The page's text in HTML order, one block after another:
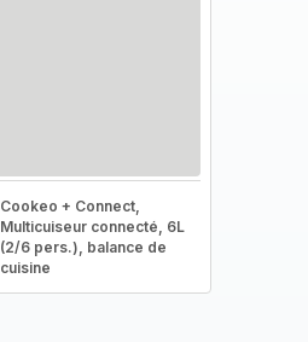
Cookeo + Connect,
Multicuiseur connecté, 6L
(2/6 pers.), balance de
cuisine